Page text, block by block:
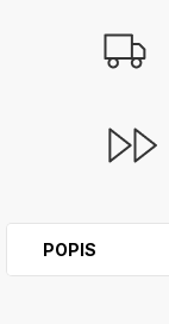
POPIS